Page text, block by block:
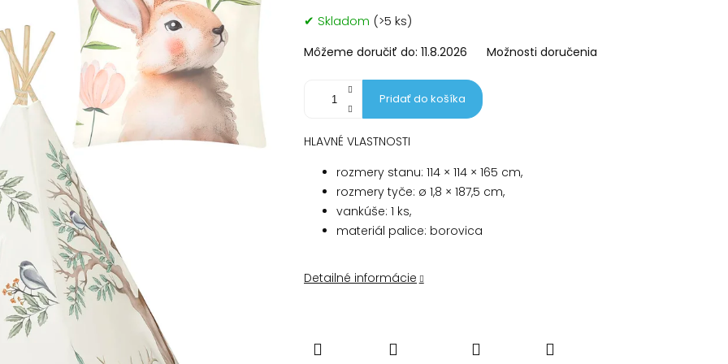
Jednotková
cena:
✔ Skladom (>5 ks)
Môžeme doručiť do: 11.8.2026 Možnosti doručenia
Pridať do košíka
HLAVNÉ VLASTNOSTI
rozmery stanu: 114 × 114 × 165 cm,
rozmery tyče: ø 1,8 × 187,5 cm,
vankúše: 1 ks,
materiál palice: borovica
Detailné informácie